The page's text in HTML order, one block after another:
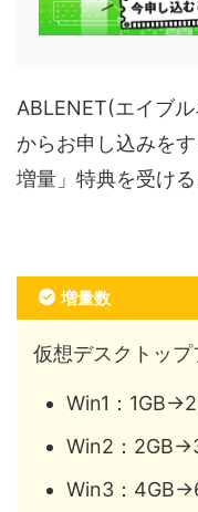
ABLENET(エイブ
からお申し込みを
増量」特典を受ける
増量数
仮想デスクトッ
Win1：
Win2：
Win3：